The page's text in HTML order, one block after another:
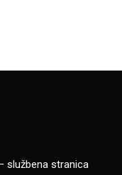
službena stranica